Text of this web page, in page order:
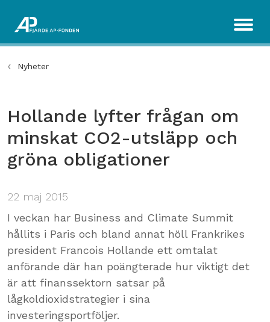
Nyheter
Hollande lyfter frågan om
minskat CO2-utsläpp och
gröna obligationer
22 maj 2015
​I veckan har Business and Climate Summit
hållits i Paris och bland annat höll Frankrikes
president Francois Hollande ett omtalat
anförande där han poängterade hur viktigt det
är att finanssektorn satsar på
lågkoldioxidstrategier i sina
investeringsportföljer.